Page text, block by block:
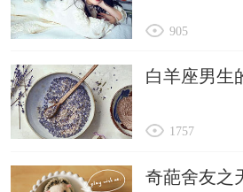
905
白羊座男生
1757
奇葩舍友之